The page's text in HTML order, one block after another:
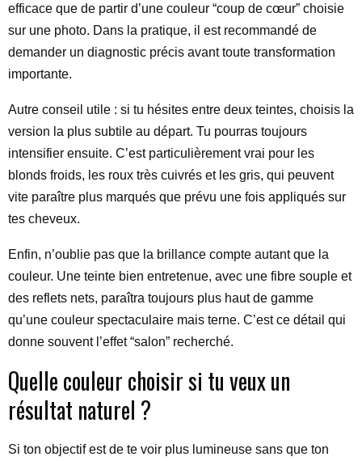
efficace que de partir d’une couleur “coup de cœur” choisie
sur une photo. Dans la pratique, il est recommandé de
demander un diagnostic précis avant toute transformation
importante.
Autre conseil utile : si tu hésites entre deux teintes, choisis la
version la plus subtile au départ. Tu pourras toujours
intensifier ensuite. C’est particulièrement vrai pour les
blonds froids, les roux très cuivrés et les gris, qui peuvent
vite paraître plus marqués que prévu une fois appliqués sur
tes cheveux.
Enfin, n’oublie pas que la brillance compte autant que la
couleur. Une teinte bien entretenue, avec une fibre souple et
des reflets nets, paraîtra toujours plus haut de gamme
qu’une couleur spectaculaire mais terne. C’est ce détail qui
donne souvent l’effet “salon” recherché.
Quelle couleur choisir si tu veux un
résultat naturel ?
Si ton objectif est de te voir plus lumineuse sans que ton